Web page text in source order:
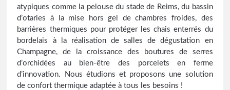
atypiques comme la pelouse du stade de Reims, du bassin
d’otaries à la mise hors gel de chambres froides, des
barrières thermiques pour protéger les chais enterrés du
bordelais à la réalisation de salles de dégustation en
Champagne, de la croissance des boutures de serres
d’orchidées au bien-être des porcelets en ferme
d’innovation. Nous étudions et proposons une solution
de confort thermique adaptée à tous les besoins !